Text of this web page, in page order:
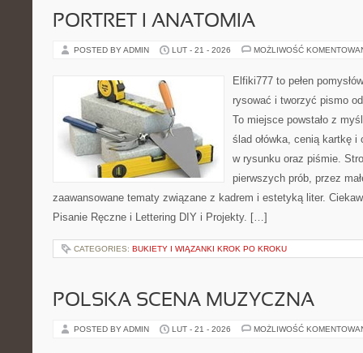
PORTRET I ANATOMIA
POSTED BY ADMIN LUT - 21 - 2026 MOŻLIWOŚĆ
Elfiki777 to pełen
rysować i tworzyć pismo
To miejsce powstało z
ślad ołówka, cenią kartkę i
w rysunku oraz piśmie.
pierwszych prób, przez
zaawansowane tematy związane z kadrem i estetyką liter.
Pisanie Ręczne i Lettering DIY i Projekty. […]
CATEGORIES: BUKIETY I WIĄZANKI KROK PO KROKU
POLSKA SCENA MUZYCZNA
POSTED BY ADMIN LUT - 21 - 2026 MOŻLIWOŚĆ